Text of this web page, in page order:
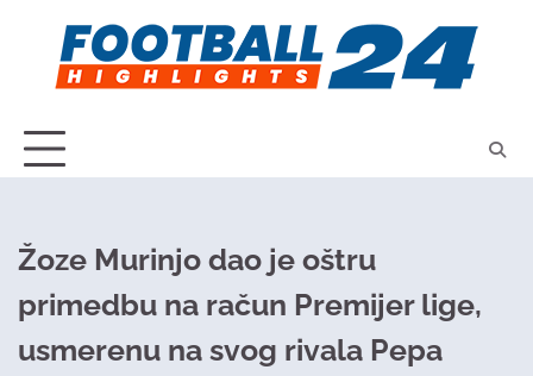
content
Žoze Murinjo dao je oštru
primedbu na račun Premijer lige,
usmerenu na svog rivala Pepa